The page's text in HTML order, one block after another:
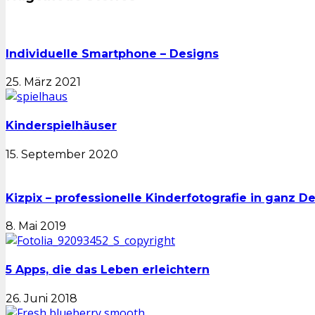
Individuelle Smartphone – Designs
25. März 2021
Kinderspielhäuser
15. September 2020
Kizpix – professionelle Kinderfotografie in ganz
8. Mai 2019
5 Apps, die das Leben erleichtern
26. Juni 2018